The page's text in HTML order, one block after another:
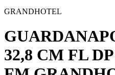
GRANDHOTEL
32,8 CM FL